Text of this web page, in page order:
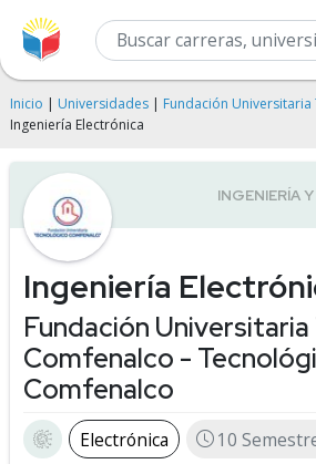
Inicio | Universidades | Fundación
Ingeniería Electrónica
Ingeniería
Fundación
Comfenalco -
Comfenalco
Electrónica
10